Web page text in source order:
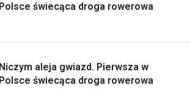
Polsce świecąca droga rowerowa
Niczym aleja gwiazd. Pierwsza w
Polsce świecąca droga rowerowa